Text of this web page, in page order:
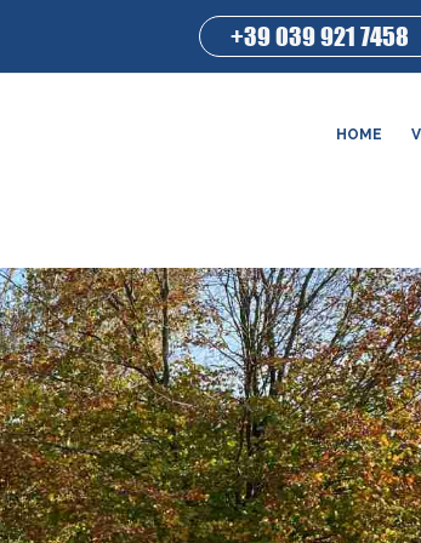
+39 039 921 7458
HOME